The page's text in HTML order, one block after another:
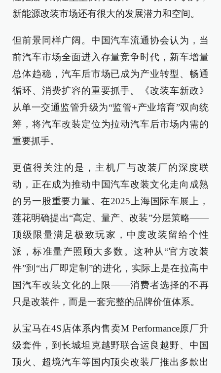
新能源改装市场还有很大的发展潜力和空间。
但前景同样广阔。中国汽车流通协会认为，当
前汽车市场全面进入存量竞争时代，新车增量
总体趋稳，汽车后市场已成为产业转型、畅通
循环、消费扩容的重要抓手。《改装车新政》
从单一交通监管升级为“监管+产业培育”双向统
筹，将汽车改装定位为拉动汽车后市场内需的
重要抓手。
更值得关注的是，主机厂与改装厂的深度联
动，正在成为推动中国汽车改装文化走向成熟
的另一股重要力量。在2025上海国际车展上，
莲花明确提出“高定、量产、改装”分层策略——
顶级限量满足极致玩家，中度改装留给个性
派，标准量产照顾大多数。这种从“官方改装
件”到“出厂即定制”的进化，实际上是在拉高中
国汽车改装文化的上限——消费者选择的不再
只是改装件，而是一套完整的品牌价值体系。
从宝马在4S店体系内售卖M Performance原厂升
级套件，到长城坦克越野联合运良越野、中国
顶火、超境汽车等国内顶尖改装厂推出多款出